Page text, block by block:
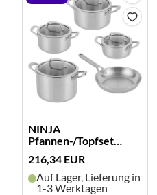
NINJA
Pfannen-/Topfset
(edelstahl)
216,34 EUR
Auf Lager, Lieferung in
1-3 Werktagen